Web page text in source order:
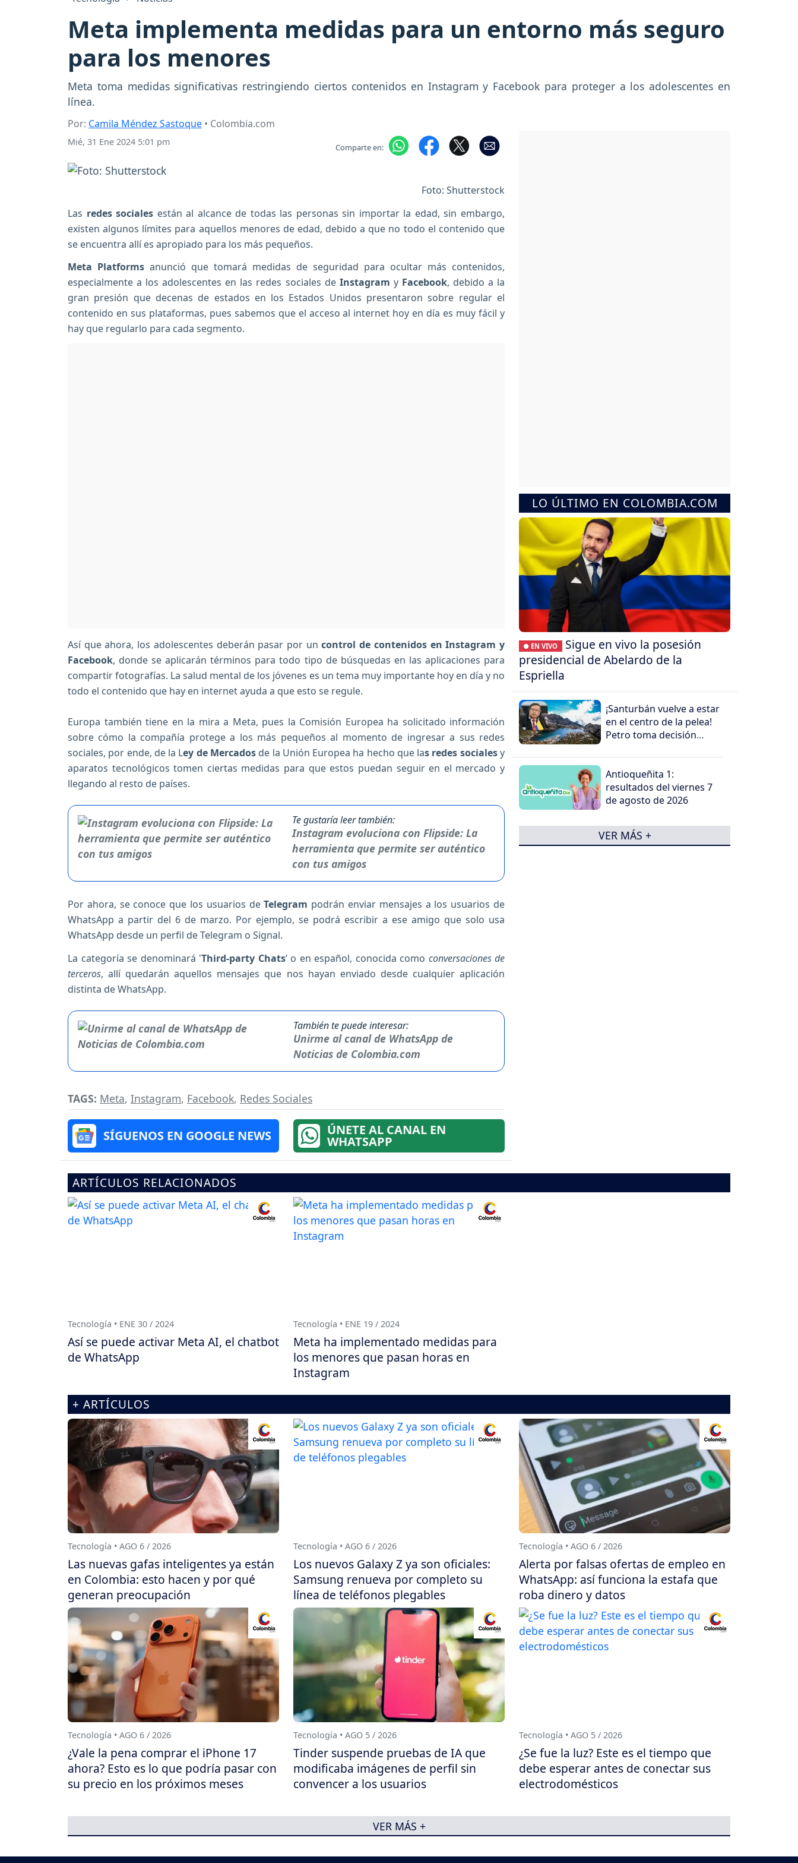
Meta implementa medidas para un entorno más seguro
para los menores
Meta toma medidas significativas restringiendo ciertos contenidos en Instagram y Facebook para proteger a los adolescentes en
línea.
Por: Camila Méndez Sastoque • Colombia.com
Mié, 31 Ene 2024 5:01 pm Comparte en:
Foto: Shutterstock
Las redes sociales están al alcance de todas las personas sin importar la edad, sin embargo,
existen algunos límites para aquellos menores de edad, debido a que no todo el contenido que
se encuentra allí es apropiado para los más pequeños.
Meta Platforms anunció que tomará medidas de seguridad para ocultar más contenidos,
especialmente a los adolescentes en las redes sociales de Instagram y Facebook, debido a la
gran presión que decenas de estados en los Estados Unidos presentaron sobre regular el
contenido en sus plataformas, pues sabemos que el acceso al internet hoy en día es muy fácil y
hay que regularlo para cada segmento.
Así que ahora, los adolescentes deberán pasar por uncontrol de contenidos en Instagram y
Facebook, donde se aplicarán términos para todo tipo de búsquedas en las aplicaciones para
compartir fotografías. La salud mental de los jóvenes es un tema muy importante hoy en día y no
todo el contenido que hay en internet ayuda a que esto se regule.
Europa también tiene en la mira a Meta, pues la Comisión Europea ha solicitado información
sobre cómo la compañía protege a los más pequeños al momento de ingresar a sus redes
sociales, por ende, de la Ley de Mercados de la Unión Europea ha hecho que las redes socialesy
aparatos tecnológicos tomen ciertas medidas para que estos puedan seguir en el mercado y
llegando al resto de países.
Te gustaría leer también:
Instagram evoluciona con Flipside: La
herramienta que permite ser auténtico
con tus amigos
Por ahora, se conoce que los usuarios deTelegram podrán enviar mensajes a los usuarios de
WhatsApp a partir del 6 de marzo. Por ejemplo, se podrá escribir a ese amigo que solo usa
WhatsApp desde un perfil de Telegram o Signal.
La categoría se denominará 'Third-party Chats’ o en español, conocida como conversaciones de
terceros, allí quedarán aquellos mensajes que nos hayan enviado desde cualquier aplicación
distinta de WhatsApp.
También te puede interesar:
Unirme al canal de WhatsApp de
Noticias de Colombia.com
TAGS: Meta, Instagram, Facebook, Redes Sociales
SÍGUENOS EN GOOGLE NEWS ÚNETE AL CANAL EN
WHATSAPP
LO ÚLTIMO EN COLOMBIA.COM
● EN VIVO
Sigue en vivo la posesión
presidencial de Abelardo de la
Espriella
¡Santurbán vuelve a estar
en el centro de la pelea!
Petro toma decisión
Antioqueñita 1:
resultados del viernes 7
de agosto de 2026
VER MÁS +
ARTÍCULOS RELACIONADOS
Tecnología • ENE 30 / 2024
Así se puede activar Meta AI, el chatbot
de WhatsApp
Tecnología • ENE 19 / 2024
Meta ha implementado medidas para
los menores que pasan horas en
Instagram
+ ARTÍCULOS
Tecnología • AGO 6 / 2026
Las nuevas gafas inteligentes ya están
en Colombia: esto hacen y por qué
generan preocupación
Tecnología • AGO 6 / 2026
Los nuevos Galaxy Z ya son oficiales:
Samsung renueva por completo su
línea de teléfonos plegables
Tecnología • AGO 6 / 2026
Alerta por falsas ofertas de empleo en
WhatsApp: así funciona la estafa que
roba dinero y datos
Tecnología • AGO 6 / 2026
¿Vale la pena comprar el iPhone 17
ahora? Esto es lo que podría pasar con
su precio en los próximos meses
Tecnología • AGO 5 / 2026
Tinder suspende pruebas de IA que
modificaba imágenes de perfil sin
convencer a los usuarios
Tecnología • AGO 5 / 2026
¿Se fue la luz? Este es el tiempo que
debe esperar antes de conectar sus
electrodomésticos
VER MÁS +